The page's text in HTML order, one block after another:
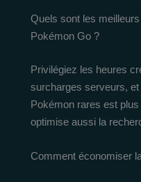
Quels sont les
Pokémon Go ?
Privilégiez les heures
surcharges serveurs, et
Pokémon rares est plus
optimise aussi la
Comment économiser